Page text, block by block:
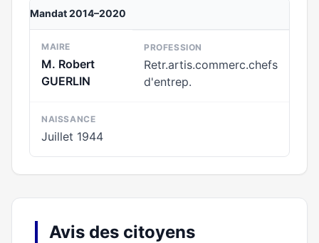
Mandat 2014–2020
MAIRE
M. Robert
GUERLIN
PROFESSION
Retr.artis.commerc.chefs
d'entrep.
NAISSANCE
Juillet 1944
Avis des citoyens